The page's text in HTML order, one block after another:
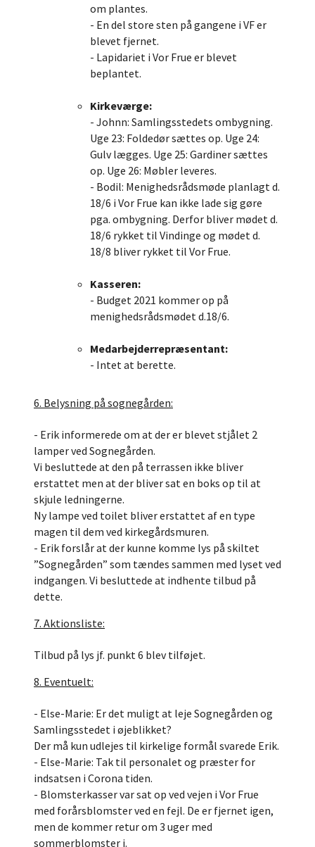
om plantes.
- En del store sten på gangene i VF er
blevet fjernet.
- Lapidariet i Vor Frue er blevet
beplantet.
Kirkeværge:
- Johnn: Samlingsstedets ombygning.
Uge 23: Foldedør sættes op. Uge 24:
Gulv lægges. Uge 25: Gardiner sættes
op. Uge 26: Møbler leveres.
- Bodil: Menighedsrådsmøde planlagt d.
18/6 i Vor Frue kan ikke lade sig gøre
pga. ombygning. Derfor bliver mødet d.
18/6 rykket til Vindinge og mødet d.
18/8 bliver rykket til Vor Frue.
Kasseren:
- Budget 2021 kommer op på
menighedsrådsmødet d.18/6.
Medarbejderrepræsentant:
- Intet at berette.
6. Belysning på sognegården:
- Erik informerede om at der er blevet stjålet 2
lamper ved Sognegården.
Vi besluttede at den på terrassen ikke bliver
erstattet men at der bliver sat en boks op til at
skjule ledningerne.
Ny lampe ved toilet bliver erstattet af en type
magen til dem ved kirkegårdsmuren.
- Erik forslår at der kunne komme lys på skiltet
”Sognegården” som tændes sammen med lyset ved
indgangen. Vi besluttede at indhente tilbud på
dette.
7. Aktionsliste:
Tilbud på lys jf. punkt 6 blev tilføjet.
8. Eventuelt:
- Else-Marie: Er det muligt at leje Sognegården og
Samlingsstedet i øjeblikket?
Der må kun udlejes til kirkelige formål svarede Erik.
- Else-Marie: Tak til personalet og præster for
indsatsen i Corona tiden.
- Blomsterkasser var sat op ved vejen i Vor Frue
med forårsblomster ved en fejl. De er fjernet igen,
men de kommer retur om 3 uger med
sommerblomster i.